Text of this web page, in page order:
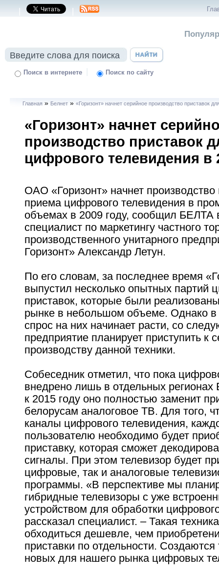
| |
Поиск в интернете | Поиск по сайту
Главная » Белнет »«Горизонт» начнет серийное производство приставок
«Горизонт» начнет
производство приставок
цифрового телевидения в
ОАО «Горизонт» начнет производство
приема цифрового телевидения в
объемах в 2009 году, сообщил БЕЛТА
специалист по маркетингу частного
производственного унитарного
Горизонт» Александр Летун.
По его словам, за последнее время
выпустил несколько опытных партий
приставок, которые были
рынке в небольшом объеме. Однако в
спрос на них начинает расти, со
предприятие планирует приступить к
производству данной техники.
Собеседник отметил, что пока
внедрено лишь в отдельных регионах
к 2015 году оно полностью заменит
белорусам аналоговое ТВ. Для того,
каналы цифрового телевидения,
пользователю необходимо будет
приставку, которая сможет
сигналы. При этом телевизор будет
цифровые, так и аналоговые
программы. «В перспективе мы
гибридные телевизоры с уже
устройством для обработки
рассказал специалист. – Такая
обходиться дешевле, чем
приставки по отдельности.
новых для нашего рынка цифровых